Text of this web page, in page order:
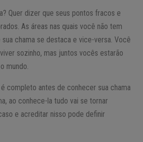
Quer dizer que seus pontos fracos e
As áreas nas quais você não tem
chama se destaca e vice-versa. Você
sozinho, mas juntos vocês estarão
mundo.
completo antes de conhecer sua chama
ao conhece-la tudo vai se tornar
e acreditar nisso pode definir